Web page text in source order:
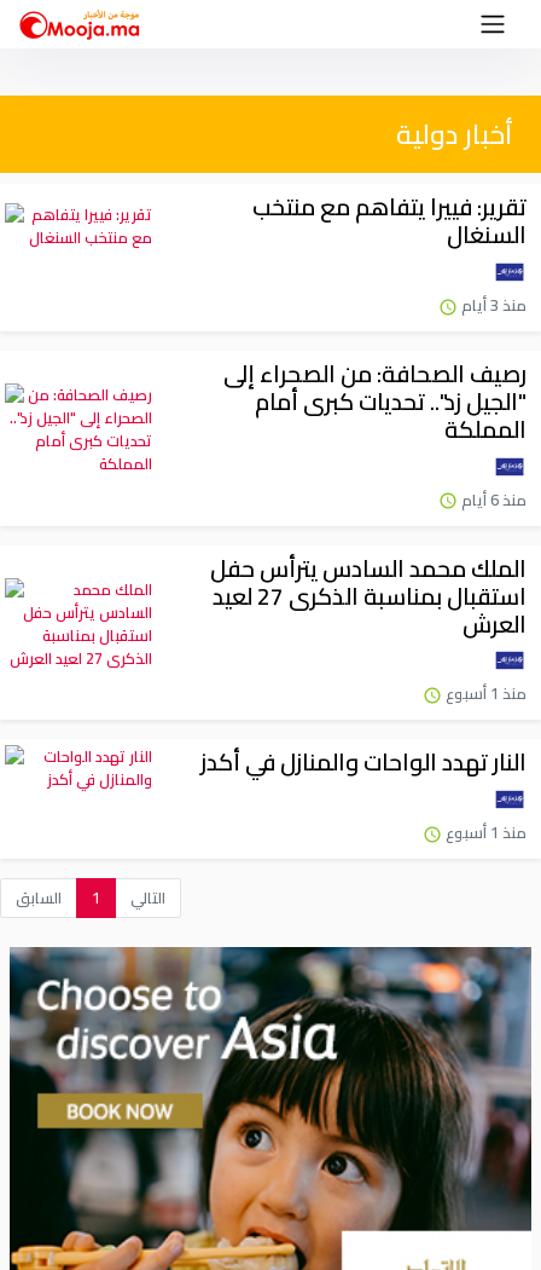
أخبار دولية
تقرير: فييرا يتفاهم مع منتخب
السنغال
منذ 3 أيام
رصيف الصحافة: من الصحراء إلى
"الجيل زد".. تحديات كبرى أمام
المملكة
منذ 6 أيام
الملك محمد السادس يترأس حفل
استقبال بمناسبة الذكرى 27 لعيد
العرش
منذ 1 أسبوع
النار تهدد الواحات والمنازل في أكدز
منذ 1 أسبوع
السابق 1 التالي